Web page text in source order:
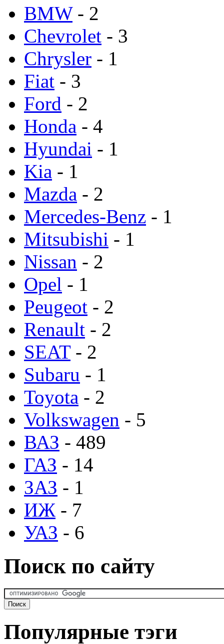
BMW- 2
Chevrolet - 3
Chrysler - 1
Fiat - 3
Ford - 2
Honda - 4
Hyundai - 1
Kia - 1
Mazda - 2
Mercedes-Benz - 1
Mitsubishi - 1
Nissan - 2
Opel - 1
Peugeot - 2
Renault - 2
SEAT- 2
Subaru - 1
Toyota - 2
Volkswagen - 5
ВАЗ - 489
ГАЗ - 14
ЗАЗ - 1
ИЖ - 7
УАЗ - 6
Поиск по сайту
Популярные тэги